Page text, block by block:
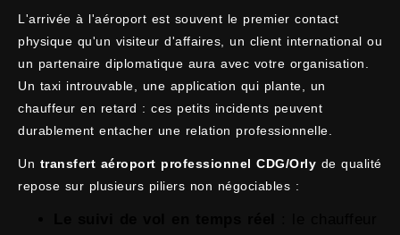
L'arrivée à l'aéroport est souvent le premier contact
physique qu'un visiteur d'affaires, un client international ou
un partenaire diplomatique aura avec votre organisation.
Un taxi introuvable, une application qui plante, un
chauffeur en retard : ces petits incidents peuvent
durablement entacher une relation professionnelle.
Un transfert aéroport professionnel CDG/Orly de qualité
repose sur plusieurs piliers non négociables :